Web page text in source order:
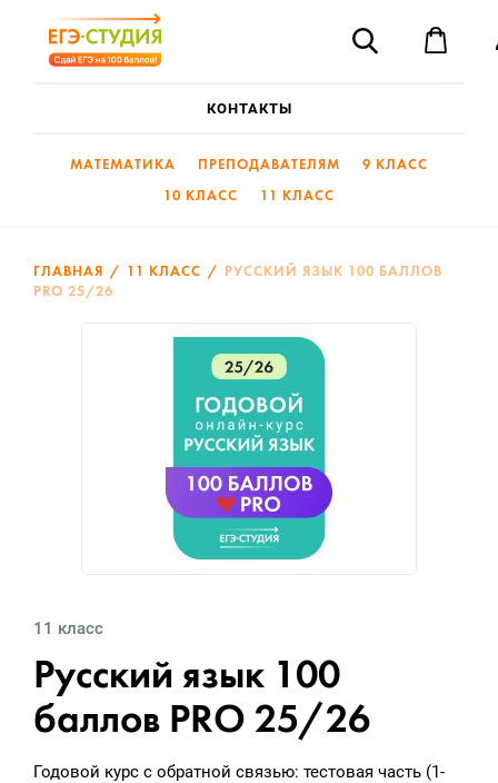
«ЕГЭ-
Студия»
—
выше
КОНТАКТЫ
Поиск
МАТЕМАТИКА ПРЕПОДАВАТЕЛЯМ 9 КЛАСС
10 КЛАСС 11 КЛАСС
ГЛАВНАЯ 11 КЛАСС
РУССКИЙ ЯЗЫК 100 БАЛЛОВ
PRO 25/26
11 класс
Русский язык 100
баллов PRO 25/26
Годовой курс с обратной связью: тестовая часть (1-